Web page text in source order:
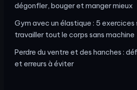
dégonfler, bouger et manger mieux
Gym avec un élastique : 5 exercices
travailler tout le corps sans machine
Perdre du ventre et des hanches :
et erreurs à éviter